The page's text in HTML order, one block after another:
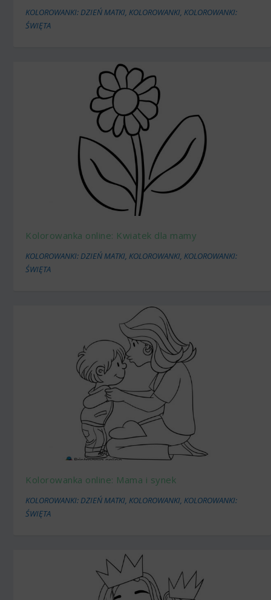
KOLOROWANKI: DZIEŃ MATKI,KOLOROWANKI,KOLOROWANKI:
ŚWIĘTA
Kolorowanka online: Kwiatek dla mamy
KOLOROWANKI: DZIEŃ MATKI,KOLOROWANKI,KOLOROWANKI:
ŚWIĘTA
Kolorowanka online: Mama i synek
KOLOROWANKI: DZIEŃ MATKI KOLOROWANKI KOLOROWANKI:
ŚWIĘTA